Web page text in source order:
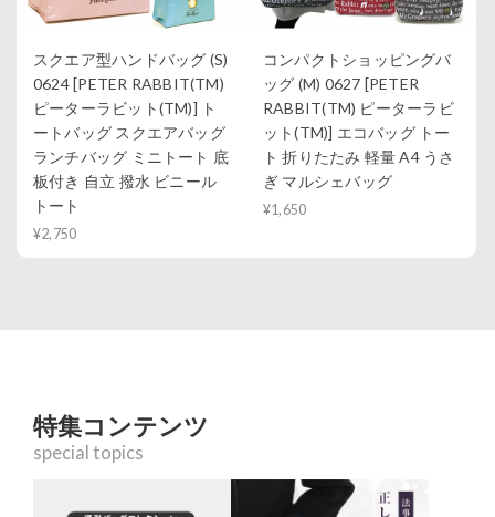
スクエア型ハンドバッグ (S)
0624 [PETER RABBIT(TM)
ピーターラビット(TM)] ト
ートバッグ スクエアバッグ
ランチバッグ ミニトート 底
板付き 自立 撥水 ビニール
トート
¥2,750
コンパクトショッピングバ
ッグ (M) 0627 [PETER
RABBIT(TM) ピーターラビ
ット(TM)] エコバッグ トー
ト 折りたたみ 軽量 A4 うさ
ぎ マルシェバッグ
¥1,650
特集コンテンツ
special topics